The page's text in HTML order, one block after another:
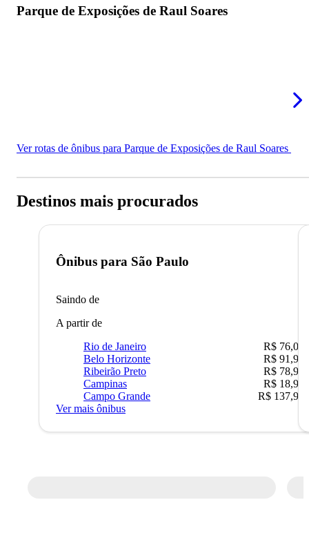
Parque de Exposições de Raul Soares
Ver rotas de ônibus para Parque de Exposições de Raul Soares
Destinos mais procurados
Ônibus para São Paulo
Saindo de
A partir de
Rio de Janeiro
R$ 76,09
Belo Horizonte
R$ 91,90
Ribeirão Preto
R$ 78,90
Campinas
R$ 18,90
Campo Grande
R$ 137,90
Ver mais ônibus